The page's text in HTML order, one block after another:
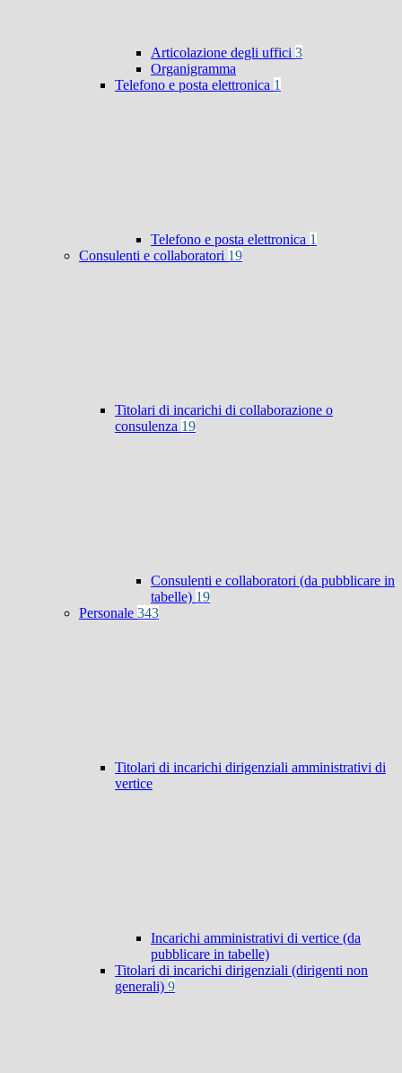
Articolazione degli uffici 3
Organigramma
Telefono e posta elettronica 1
Telefono e posta elettronica 1
Consulenti e collaboratori 19
Titolari di incarichi di collaborazione o
consulenza 19
Consulenti e collaboratori (da pubblicare in
tabelle) 19
Personale 343
Titolari di incarichi dirigenziali amministrativi di
vertice
Incarichi amministrativi di vertice (da
pubblicare in tabelle)
Titolari di incarichi dirigenziali (dirigenti non
generali) 9